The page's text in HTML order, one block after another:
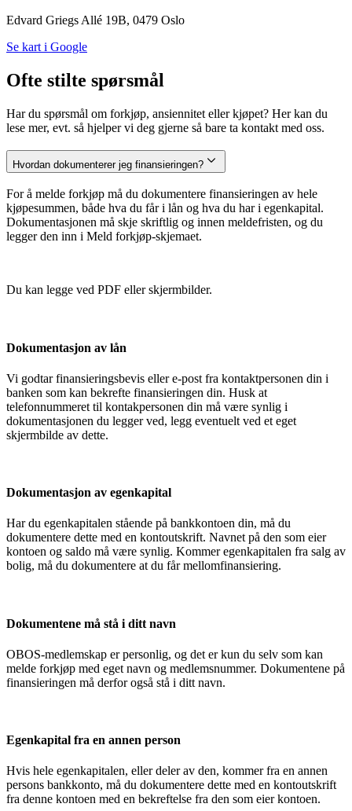
Edvard Griegs Allé 19B, 0479 Oslo
Se kart i Google
Ofte stilte spørsmål
Har du spørsmål om forkjøp, ansiennitet eller kjøpet? Her kan du
lese mer, evt. så hjelper vi deg gjerne så bare ta kontakt med oss.
Hvordan dokumenterer jeg finansieringen?
For å melde forkjøp må du dokumentere finansieringen av hele
kjøpesummen, både hva du får i lån og hva du har i egenkapital.
Dokumentasjonen må skje skriftlig og innen meldefristen, og du
legger den inn i Meld forkjøp-skjemaet.
Du kan legge ved PDF eller skjermbilder.
Dokumentasjon av lån
Vi godtar finansieringsbevis eller e-post fra kontaktpersonen din i
banken som kan bekrefte finansieringen din. Husk at
telefonnummeret til kontakpersonen din må være synlig i
dokumentasjonen du legger ved, legg eventuelt ved et eget
skjermbilde av dette.
Dokumentasjon av egenkapital
Har du egenkapitalen stående på bankkontoen din, må du
dokumentere dette med en kontoutskrift. Navnet på den som eier
kontoen og saldo må være synlig. Kommer egenkapitalen fra salg av
bolig, må du dokumentere at du får mellomfinansiering.
Dokumentene må stå i ditt navn
OBOS-medlemskap er personlig, og det er kun du selv som kan
melde forkjøp med eget navn og medlemsnummer. Dokumentene på
finansieringen må derfor også stå i ditt navn.
Egenkapital fra en annen person
Hvis hele egenkapitalen, eller deler av den, kommer fra en annen
persons bankkonto, må du dokumentere dette med en kontoutskrift
fra denne kontoen med en bekreftelse fra den som eier kontoen.